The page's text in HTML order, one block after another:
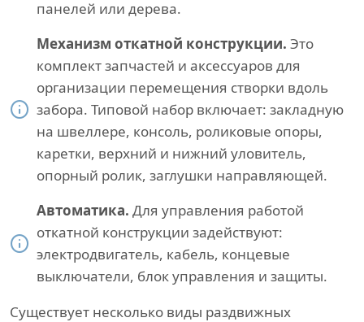
панелей или дерева.
Механизм откатной конструкции. Это
комплект запчастей и аксессуаров для
организации перемещения створки вдоль
забора. Типовой набор включает: закладную
на швеллере, консоль, роликовые опоры,
каретки, верхний и нижний уловитель,
опорный ролик, заглушки направляющей.
Автоматика. Для управления работой
откатной конструкции задействуют:
электродвигатель, кабель, концевые
выключатели, блок управления и защиты.
Существует несколько виды раздвижных